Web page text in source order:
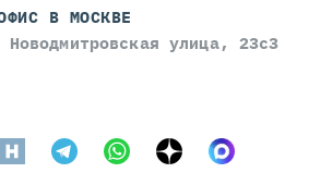
В МОСКВЕ
улица, 23с3